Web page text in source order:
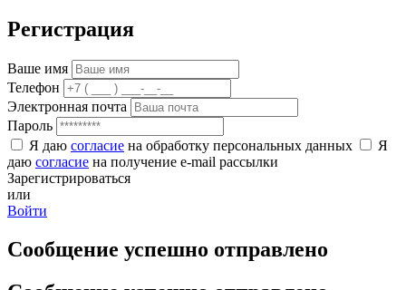
Регистрация
Ваше имя
Телефон
Электронная почта
Пароль
Я даю согласие на обработку персональных данных
Я
даю согласие на получение e-mail рассылки
Зарегистрироваться
или
Войти
Сообщение успешно отправлено